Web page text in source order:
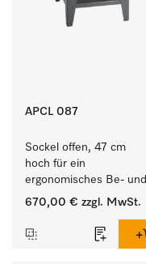
APCL 087
Sockel offen, 47 cm
hoch für ein
ergonomisches Be- und
Entladen von
Trockner.
670,00 € zzgl. MwSt.